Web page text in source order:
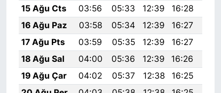
15 Ağu Cts
03:56 05:33 12:39 16:28
16 Ağu Paz
03:58 05:34 12:39 16:27
17 Ağu Pts
03:59 05:35 12:39 16:27
18 Ağu Sal
04:00 05:36 12:39 16:26
19 Ağu Çar
04:02 05:37 12:38 16:25